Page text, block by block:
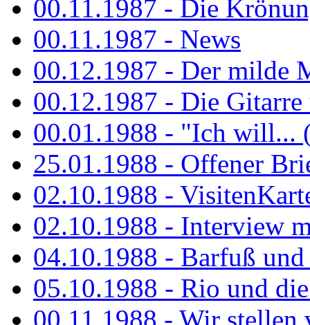
00.11.1987 - Die
00.11.1987 - News
00.12.1987 - Der milde
00.12.1987 - Die Gitarre
00.01.1988 - "Ich will...
25.01.1988 - Offener
02.10.1988 -
02.10.1988 - Interview
04.10.1988 - Barfuß und
05.10.1988 - Rio und
00.11.1988 - Wir stellen